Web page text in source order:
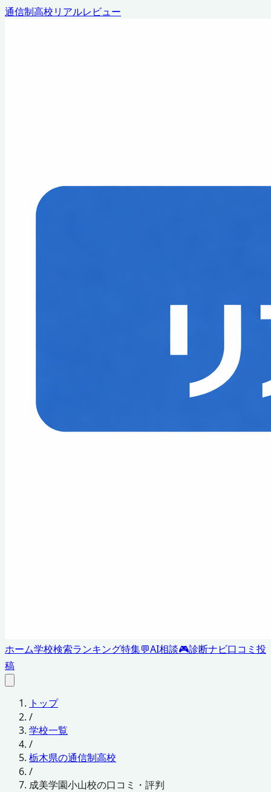
通信制高校リアルレビュー
ホーム学校検索ランキング特集💬AI相談🎮診断ナビ口コミ投
稿
トップ
/
学校一覧
/
栃木県の通信制高校
/
成美学園小山校の口コミ・評判